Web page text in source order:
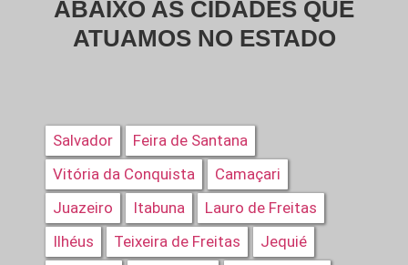
ABAIXO AS CIDADES QUE
ATUAMOS NO ESTADO
Salvador
Feira de Santana
Vitória da Conquista
Camaçari
Juazeiro
Itabuna
Lauro de Freitas
Ilhéus
Teixeira de Freitas
Jequié